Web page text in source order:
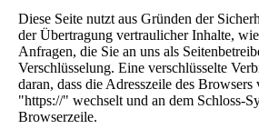
Diese Seite nutzt aus Gründen der
der Übertragung vertraulicher Inhalte,
Anfragen, die Sie an uns als
Verschlüsselung. Eine verschlüsselte
daran, dass die Adresszeile des
"https://" wechselt und an dem Schloss-
Browserzeile.